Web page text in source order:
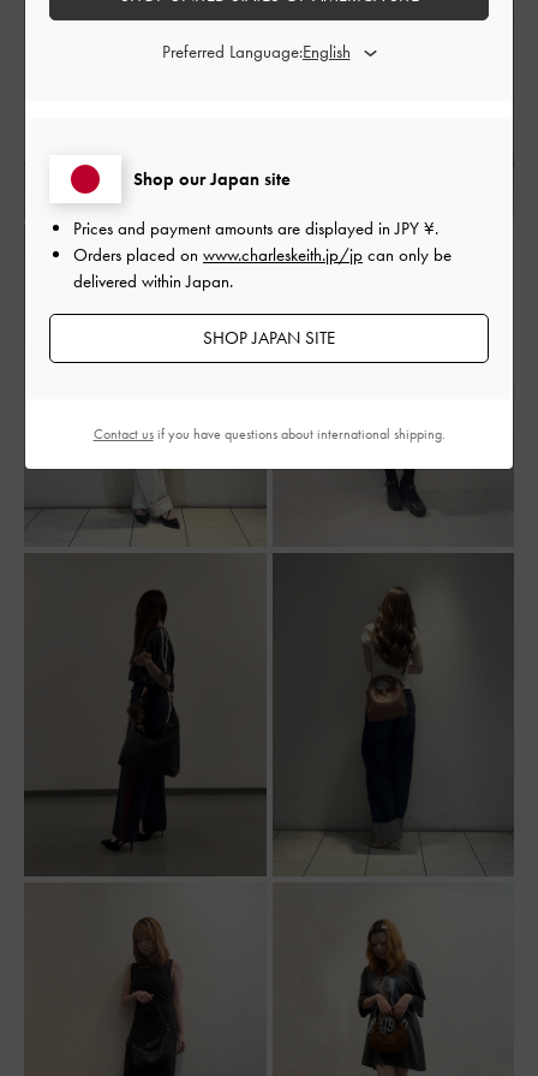
Shop our Japan site
Prices and payment amounts are displayed inJPY ¥.
Orders placed on www.charleskeith.jp/jp can only be
delivered within Japan.
SHOP JAPAN SITE
Preferred Language:
Contact usif you have questions about international shipping.